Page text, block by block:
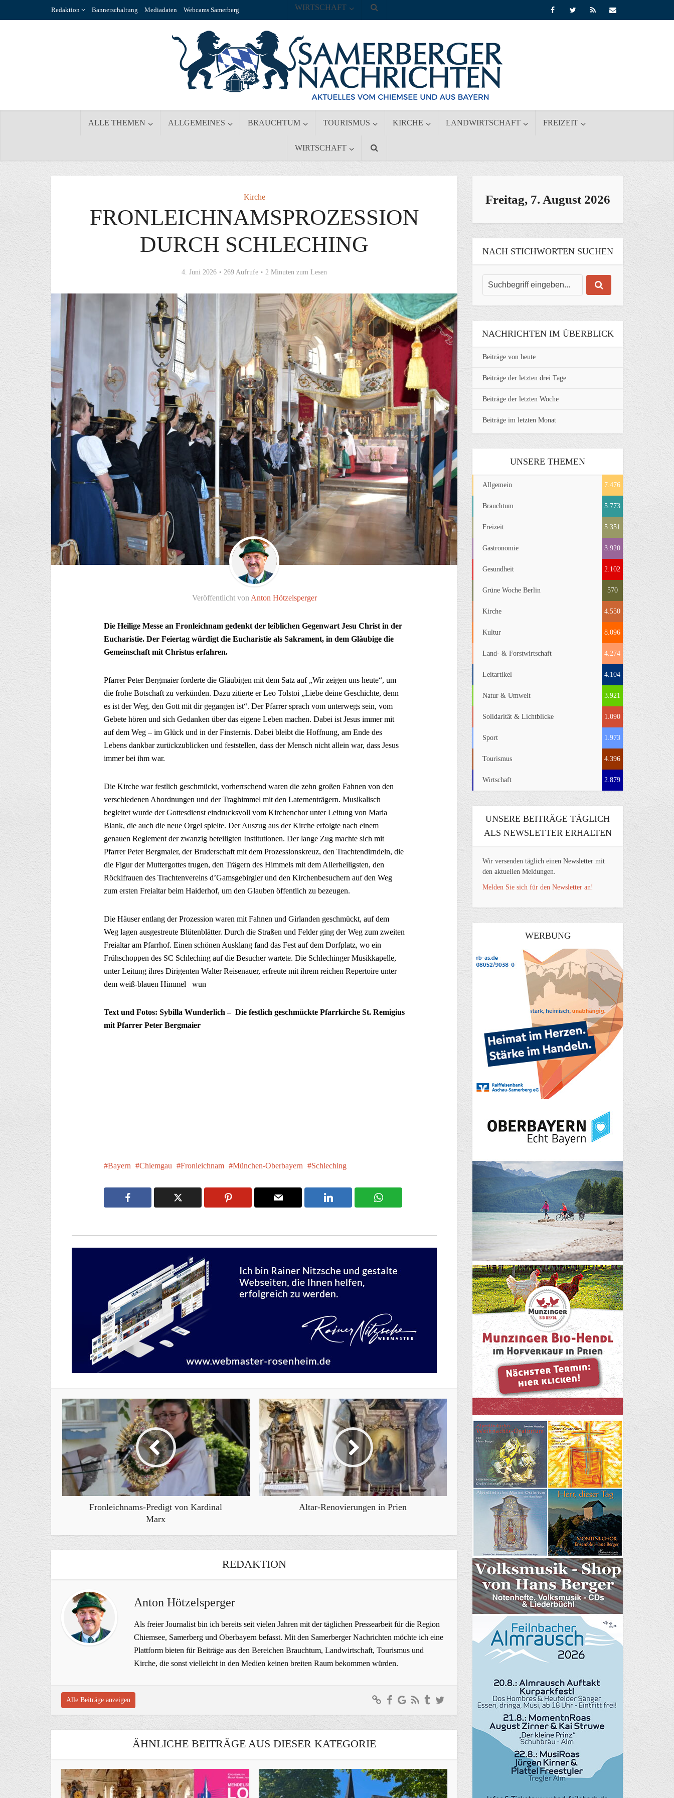
Redaktion Bannerschaltung Mediadaten Webcams Samerberg
ALLE THEMEN ALLGEMEINES BRAUCHTUM TOURISMUS KIRCHE LANDWIRTSCHAFT FREIZEIT
WIRTSCHAFT
WIRTSCHAFT
Kirche
FRONLEICHNAMSPROZESSION
DURCH SCHLECHING
4. Juni 2026 269 Aufrufe 2 Minuten zum Lesen
Veröffentlicht von Anton Hötzelsperger
Die Heilige Messe an Fronleichnam gedenkt der leiblichen Gegenwart Jesu Christ in der
Eucharistie. Der Feiertag würdigt die Eucharistie als Sakrament, in dem Gläubige die
Gemeinschaft mit Christus erfahren.
Pfarrer Peter Bergmaier forderte die Gläubigen mit dem Satz auf „Wir zeigen uns heute“, um
die frohe Botschaft zu verkünden. Dazu zitierte er Leo Tolstoi „Liebe deine Geschichte, denn
es ist der Weg, den Gott mit dir gegangen ist“. Der Pfarrer sprach vom unterwegs sein, vom
Gebete hören und sich Gedanken über das eigene Leben machen. Dabei ist Jesus immer mit
auf dem Weg – im Glück und in der Finsternis. Dabei bleibt die Hoffnung, am Ende des
Lebens dankbar zurückzublicken und feststellen, dass der Mensch nicht allein war, dass Jesus
immer bei ihm war.
Die Kirche war festlich geschmückt, vorherrschend waren die zehn großen Fahnen von den
verschiedenen Abordnungen und der Traghimmel mit den Laternenträgern. Musikalisch
begleitet wurde der Gottesdienst eindrucksvoll vom Kirchenchor unter Leitung von Maria
Blank, die auch die neue Orgel spielte. Der Auszug aus der Kirche erfolgte nach einem
genauen Reglement der zwanzig beteiligten Institutionen. Der lange Zug machte sich mit
Pfarrer Peter Bergmaier, der Bruderschaft mit dem Prozessionskreuz, den Trachtendirndeln, die
die Figur der Muttergottes trugen, den Trägern des Himmels mit dem Allerheiligsten, den
Röcklfrauen des Trachtenvereins d’Gamsgebirgler und den Kirchenbesuchern auf den Weg
zum ersten Freialtar beim Haiderhof, um den Glauben öffentlich zu bezeugen.
Die Häuser entlang der Prozession waren mit Fahnen und Girlanden geschmückt, auf dem
Weg lagen ausgestreute Blütenblätter. Durch die Straßen und Felder ging der Weg zum zweiten
Freialtar am Pfarrhof. Einen schönen Ausklang fand das Fest auf dem Dorfplatz, wo ein
Frühschoppen des SC Schleching auf die Besucher wartete. Die Schlechinger Musikkapelle,
unter Leitung ihres Dirigenten Walter Reisenauer, erfreute mit ihrem reichen Repertoire unter
dem weiß-blauen Himmel wun
Text und Fotos: Sybilla Wunderlich – Die festlich geschmückte Pfarrkirche St. Remigius
mit Pfarrer Peter Bergmaier
Bayern Chiemgau Fronleichnam München-Oberbayern Schleching
Fronleichnams-Predigt von Kardinal
Marx
Altar-Renovierungen in Prien
REDAKTION
Anton Hötzelsperger
Als freier Journalist bin ich bereits seit vielen Jahren mit der täglichen Pressearbeit für die Region
Chiemsee, Samerberg und Oberbayern befasst. Mit den Samerberger Nachrichten möchte ich eine
Plattform bieten für Beiträge aus den Bereichen Brauchtum, Landwirtschaft, Tourismus und
Kirche, die sonst vielleicht in den Medien keinen breiten Raum bekommen würden.
Alle Beiträge anzeigen
ÄHNLICHE BEITRÄGE AUS DIESER KATEGORIE
Freitag, 7. August 2026
NACH STICHWORTEN SUCHEN
NACHRICHTEN IM ÜBERBLICK
Beiträge von heute
Beiträge der letzten drei Tage
Beiträge der letzten Woche
Beiträge im letzten Monat
UNSERE THEMEN
Allgemein 7.476
Brauchtum 5.773
Freizeit 5.351
Gastronomie 3.920
Gesundheit 2.102
Grüne Woche Berlin 570
Kirche 4.550
Kultur 8.096
Land- & Forstwirtschaft 4.274
Leitartikel 4.104
Natur & Umwelt 3.921
Solidarität & Lichtblicke 1.090
Sport 1.973
Tourismus 4.396
Wirtschaft 2.879
UNSERE BEITRÄGE TÄGLICH
ALS NEWSLETTER ERHALTEN
Wir versenden täglich einen Newsletter mit
den aktuellen Meldungen.
Melden Sie sich für den Newsletter an!
WERBUNG